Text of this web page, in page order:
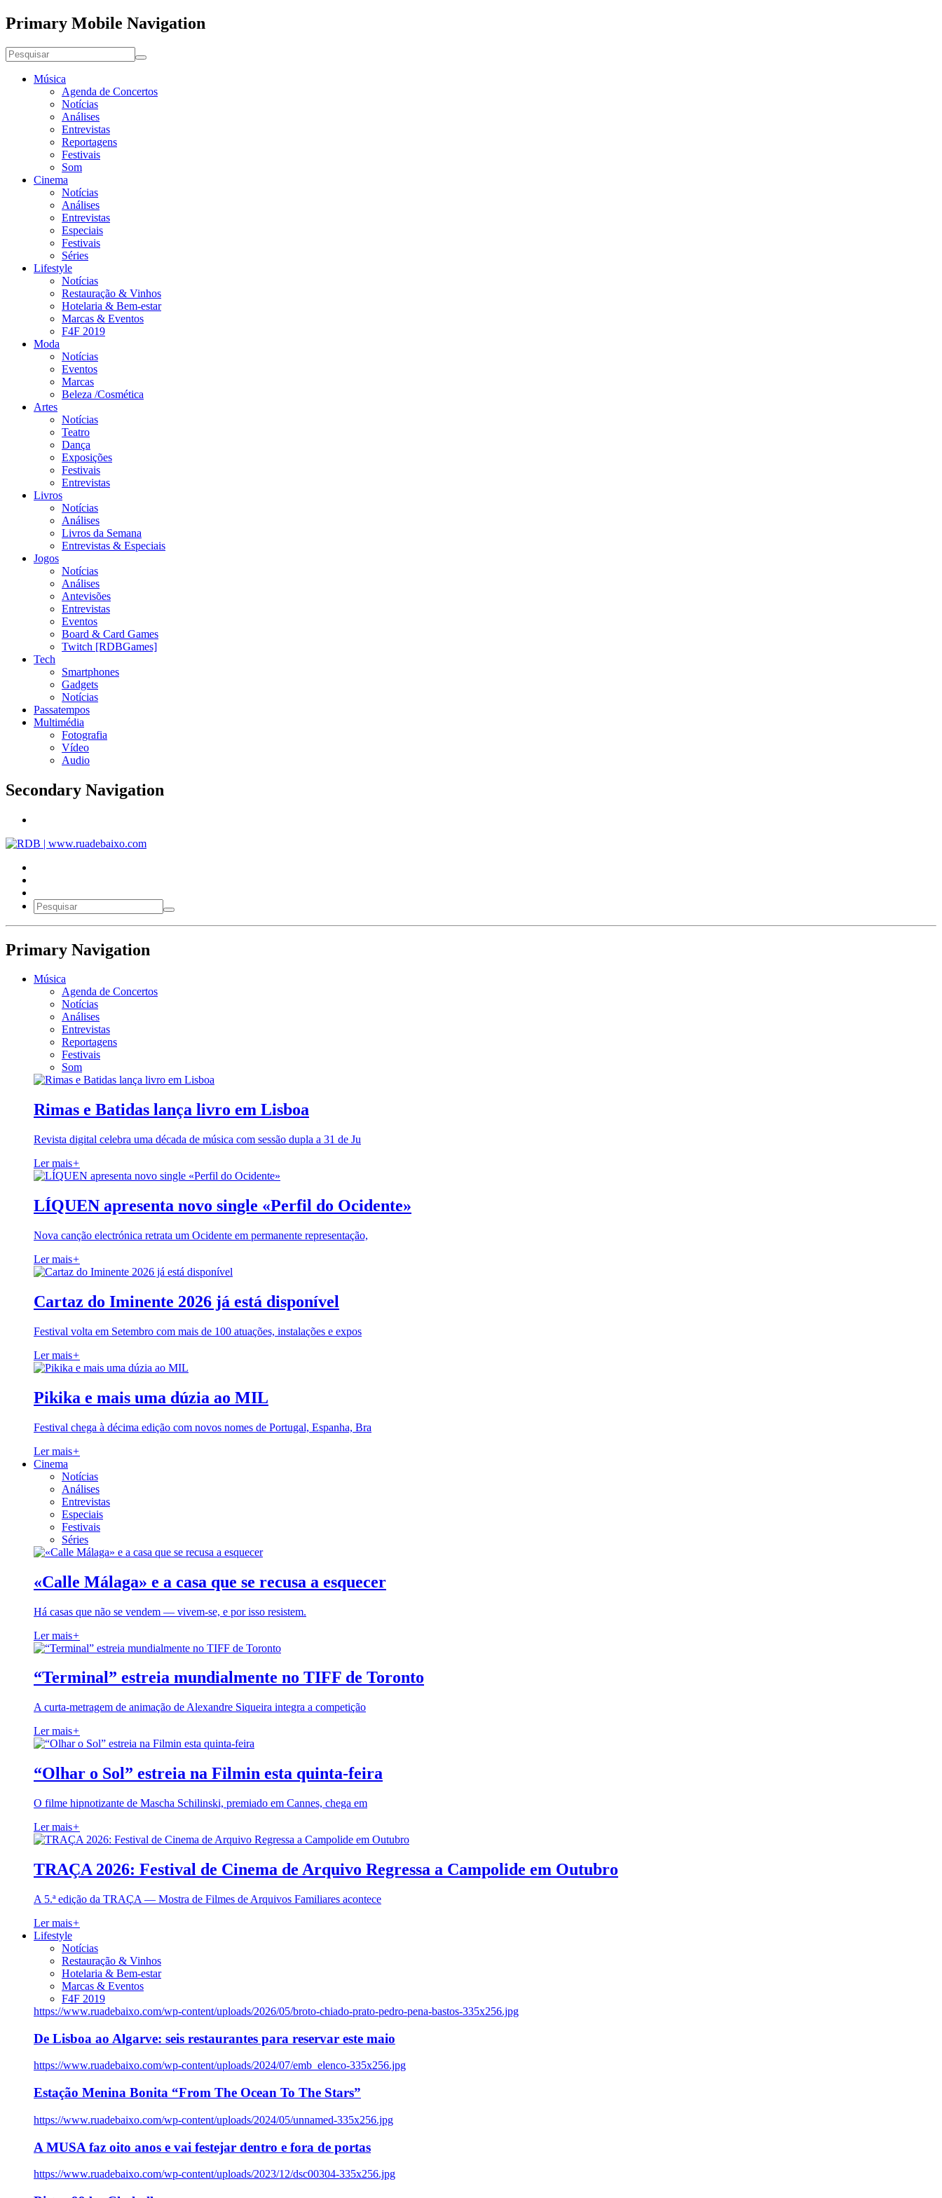
Primary Mobile Navigation
Música
Agenda de Concertos
Notícias
Análises
Entrevistas
Reportagens
Festivais
Som
Cinema
Notícias
Análises
Entrevistas
Especiais
Festivais
Séries
Lifestyle
Notícias
Restauração & Vinhos
Hotelaria & Bem-estar
Marcas & Eventos
F4F 2019
Moda
Notícias
Eventos
Marcas
Beleza /Cosmética
Artes
Notícias
Teatro
Dança
Exposições
Festivais
Entrevistas
Livros
Notícias
Análises
Livros da Semana
Entrevistas & Especiais
Jogos
Notícias
Análises
Antevisões
Entrevistas
Eventos
Board & Card Games
Twitch [RDBGames]
Tech
Smartphones
Gadgets
Notícias
Passatempos
Multimédia
Fotografia
Vídeo
Audio
Secondary Navigation
Primary Navigation
Música
Agenda de Concertos
Notícias
Análises
Entrevistas
Reportagens
Festivais
Som
Rimas e Batidas lança livro em Lisboa
Revista digital celebra uma década de música com sessão dupla a 31 de Ju
Ler mais+
LÍQUEN apresenta novo single «Perfil do Ocidente»
Nova canção electrónica retrata um Ocidente em permanente representação,
Ler mais+
Cartaz do Iminente 2026 já está disponível
Festival volta em Setembro com mais de 100 atuações, instalações e expos
Ler mais+
Pikika e mais uma dúzia ao MIL
Festival chega à décima edição com novos nomes de Portugal, Espanha, Bra
Ler mais+
Cinema
Notícias
Análises
Entrevistas
Especiais
Festivais
Séries
«Calle Málaga» e a casa que se recusa a esquecer
Há casas que não se vendem — vivem-se, e por isso resistem.
Ler mais+
“Terminal” estreia mundialmente no TIFF de Toronto
A curta-metragem de animação de Alexandre Siqueira integra a competição
Ler mais+
“Olhar o Sol” estreia na Filmin esta quinta-feira
O filme hipnotizante de Mascha Schilinski, premiado em Cannes, chega em
Ler mais+
TRAÇA 2026: Festival de Cinema de Arquivo Regressa a Campolide em Outubro
A 5.ª edição da TRAÇA — Mostra de Filmes de Arquivos Familiares acontece
Ler mais+
Lifestyle
Notícias
Restauração & Vinhos
Hotelaria & Bem-estar
Marcas & Eventos
F4F 2019
https://www.ruadebaixo.com/wp-content/uploads/2026/05/broto-chiado-prato-pedro-pena-bastos-335x256.jpg
De Lisboa ao Algarve: seis restaurantes para reservar este maio
https://www.ruadebaixo.com/wp-content/uploads/2024/07/emb_elenco-335x256.jpg
Estação Menina Bonita “From The Ocean To The Stars”
https://www.ruadebaixo.com/wp-content/uploads/2024/05/unnamed-335x256.jpg
A MUSA faz oito anos e vai festejar dentro e fora de portas
https://www.ruadebaixo.com/wp-content/uploads/2023/12/dsc00304-335x256.jpg